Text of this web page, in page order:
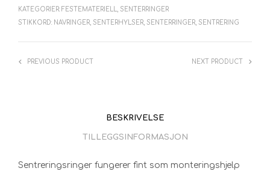
KATEGORIER: FESTEMATERIELL, SENTERRINGER
STIKKORD: NAVRINGER, SENTERHYLSER, SENTERRINGER, SENTRERING
PREVIOUS PRODUCT NEXT PRODUCT
BESKRIVELSE
TILLEGGSINFORMASJON
Sentreringsringer fungerer fint som monteringshjelp